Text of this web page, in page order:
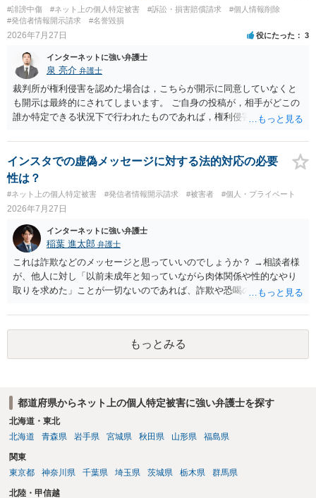
#誹謗中傷 #ネット上の個人特定被害 #訴訟・損害賠償請求
#個人情報削除
#発信者情報開示請求
#名誉毀損
2026年7月27日 役にたった 3
インターネットに強い弁護士
泉 亮介 弁護士
裁判所が権利侵害を認めた場合は，こちらが開示に同意していなくと
も開示は最終的にされてしまいます。 ご自身の投稿が，相手がどこの
誰か特定できる状況下で行われたものであれば，権利侵害性が認めら
いても，アカウントを特定したうえで，ネットストーカーとして晒し
たのであれば，かかる行為に権利侵害性が認められる可能性はあるで
しょう。
インスタでの虚偽メッセージに対する法的対応の必要
性は？
#ネット上の個人特定被害 #発信者情報開示請求 #被害者 #個人・プライベート
2026年7月27日
インターネットに強い弁護士
稲葉 進太郎 弁護士
これは詐欺などのメッセージと思っていいのでしょうか？ →相談者様
が、他人に対し「以前未成年と知っていながら肉体関係や性的なやり
取りを求めた」ことが一切ないのであれば、詐欺や恐喝の可能性が高
もっとみる
都道府県からネット上の個人特定被害に強い弁護士を探す
北海道・東北
北海道
青森県 岩手県 宮城県 秋田県 山形県 福島県
関東
東京都
神奈川県 千葉県 埼玉県 茨城県 栃木県 群馬県
北陸・甲信越